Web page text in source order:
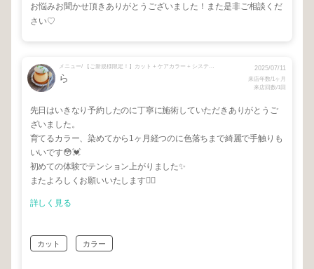
お悩みお聞かせ頂きありがとうございました！また是非ご相談くだ
さい♡
メニュー/ 【ご新規様限定！】カット + ケアカラー + システムトリートメント
ら
2025/07/11
来店年数/1ヶ月
来店回数/1回
先日はいきなり予約したのに丁寧に施術していただきありがとうご
ざいました。
育てるカラー、染めてから1ヶ月経つのに色落ちまで綺麗で手触りも
いいです😳💓
初めての体験でテンション上がりました✨
またよろしくお願いいたします🙇‍♀️
詳しく見る
カット カラー